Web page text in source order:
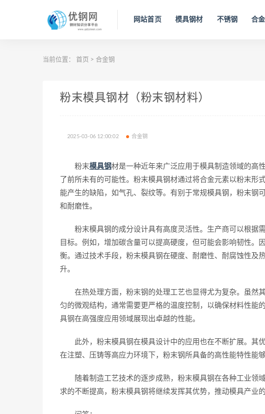
网站首页 模具钢材 不锈钢 合
当前位置： 首页 > 合金钢
粉末模具钢材（粉末钢材料）
2025-03-06 12:00:02 合金钢
粉末模具钢材是一种近年来广泛应用于模具制造领域的高
了前所未有的可能性。粉末模具钢材通过将合金元素以粉末形
能产生的缺陷，如气孔、裂纹等。有别于常规模具钢，粉末钢
和耐磨性。
粉末模具钢的成分设计具有高度灵活性。生产商可以根据
目标。例如，增加碳含量可以提高硬度，但可能会影响韧性。
衡。通过技术手段，粉末模具钢在硬度、耐磨性、耐腐蚀性及
升。
在热处理方面，粉末钢的处理工艺也显得尤为复杂。虽然
匀的微观结构，通常需要更严格的温度控制，以确保材料性能
具钢在高强度应用领域展现出卓越的性能。
此外，粉末模具钢在模具设计中的应用也在不断扩展。其优
在注塑、压铸等高应力环境下，粉末钢所具备的高性能特性能
随着制造工艺技术的逐步成熟，粉末模具钢在各种工业领
求的不断提高，粉末模具钢将继续发挥其优势，推动模具产业